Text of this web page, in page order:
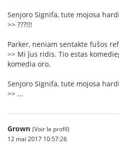
Senjoro Signifa, tute mojosa
>> ???!!!
Parker, neniam sentakte fuŝos
>> Mi ĵus ridis. Tio estas
komedia oro.
Senjoro Signifa, tute mojosa
>> ...
Grown (Voir le profil)
12 mai 2017 10:57:26